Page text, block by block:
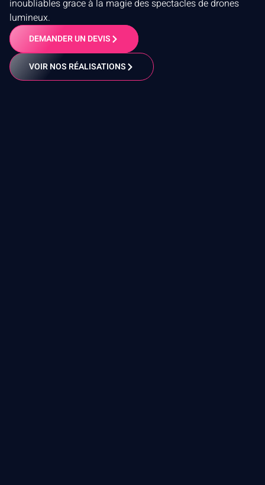
inoubliables grace à la magie des spectacles de drones
lumineux.
DEMANDER UN DEVIS
VOIR NOS RÉALISATIONS